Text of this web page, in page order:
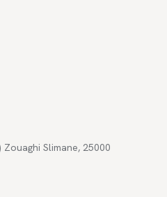
Slimane, 25000